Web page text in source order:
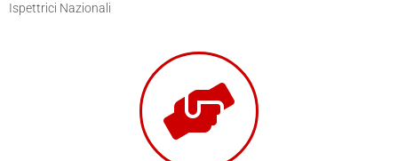
Ispettrici Nazionali